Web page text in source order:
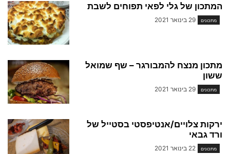
המתכון של גלי לפאי תפוחים לשבת
מתכונים 29 בינואר 2021
מתכון מנצח להמבורגר – שף שמואל
ששון
מתכונים 29 בינואר 2021
ירקות צלויים/אנטיפסטי בסטייל של
ורד גבאי
מתכונים 22 בינואר 2021